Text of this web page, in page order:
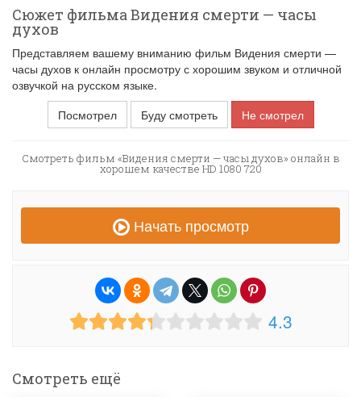
Сюжет фильма Видения смерти — часы
духов
Представляем вашему вниманию фильм Видения смерти —
часы духов к онлайн просмотру с хорошим звуком и отличной
озвучкой на русском языке.
Посмотрел
Буду смотреть Не смотрел
Смотреть фильм «Видения смерти — часы духов» онлайн в
хорошем качестве HD 1080 720
Начать просмотр
4.3
Смотреть ещё